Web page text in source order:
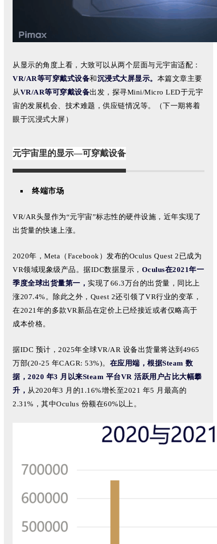
从显示的角度上看，大致可以从两个层面与元宇宙适配：
VR/AR等可穿戴式设备和沉浸式大屏显示。 本篇文章主要
从VR/AR等可穿戴设备出 发，探寻Mini/Micro LED于元宇
宙的发展机会、技术难题，供应链情况等。
（下一期将着
眼于沉浸式大屏）
元宇宙里的显示—可穿戴设备
终端市场
VR/AR头显作为“元宇宙”标志性的硬件设施，近年实现了
出货量的快速上涨。
2020年，Meta（Facebook）发布的Oculus Quest 2已成为
VR领域现象级产品。据IDC数据显示， Oculus在2021年一
季度全球出货量第一， 实现了66.3万台的出货量，同比上
涨207.4%。除此之外，Quest 2还引领了VR行业的变革，
在2021年的多款VR新品在定价上已经接近或者仅略高于
成本价格。
据IDC 预计，2025年全球VR/AR 设备出货量将达到4965
万部(20-25 年CAGR: 53%)。 在应用端，根据Steam 数
据，2020 年3 月以来Steam 平台VR 活跃用户占比大幅攀
升， 从2020年3 月的1.16%增长至2021 年5 月最高的
2.31%，其中Oculus 份额在60%以上。